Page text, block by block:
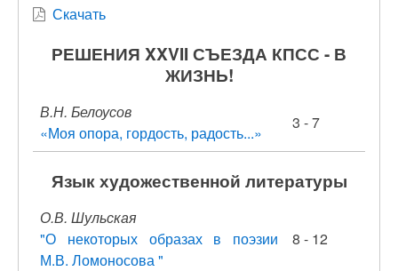
Скачать
РЕШЕНИЯ XXVII СЪЕЗДА КПСС - В
ЖИЗНЬ!
В.Н. Белоусов
«Моя опора, гордость, радость...»
3 - 7
Язык художественной литературы
О.В. Шульская
"О некоторых образах в поэзии
М.В. Ломоносова "
8 - 12